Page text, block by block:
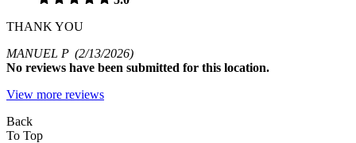
THANK YOU
MANUEL P (2/13/2026)
No reviews have been submitted for this location.
View more reviews
Back
To Top